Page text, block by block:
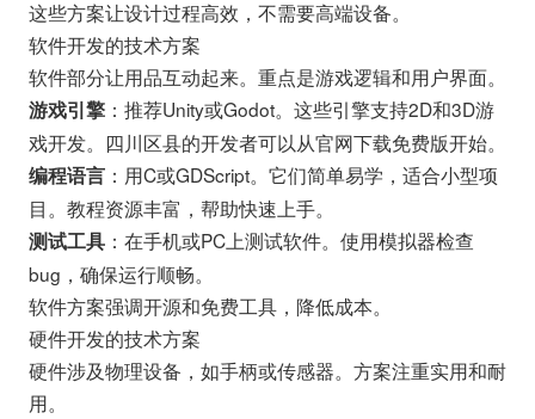
这些方案让设计过程高效，不需要高端设备。
软件开发的技术方案
软件部分让用品互动起来。重点是游戏逻辑和用户界面。
游戏引擎：推荐Unity或Godot。这些引擎支持2D和3D游
戏开发。四川区县的开发者可以从官网下载免费版开始。
编程语言：用C或GDScript。它们简单易学，适合小型项
目。教程资源丰富，帮助快速上手。
测试工具：在手机或PC上测试软件。使用模拟器检查
bug，确保运行顺畅。
软件方案强调开源和免费工具，降低成本。
硬件开发的技术方案
硬件涉及物理设备，如手柄或传感器。方案注重实用和耐
用。